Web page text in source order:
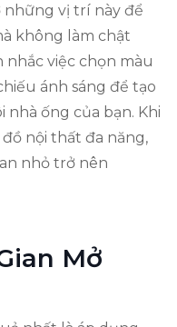
những vị trí này để
không làm chật
nhắc việc chọn màu
ánh sáng để tạo
nhà ống của bạn. Khi
nội thất đa năng,
nhỏ trở nên
Mở